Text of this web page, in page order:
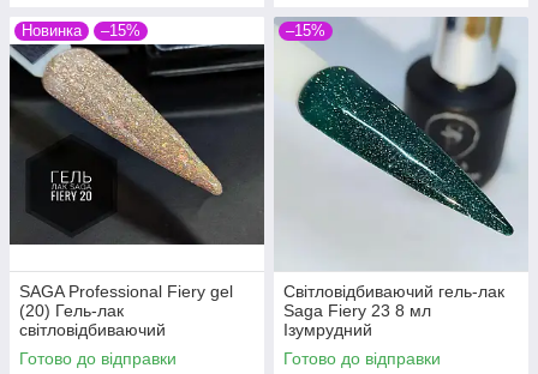
Новинка –15%
SAGA Professional Fiery gel
(20) Гель-лак
світловідбиваючий
золотистий 8 мл
Готово до відправки
–15%
Світловідбиваючий гель-лак
Saga Fiery 23 8 мл
Iзумрудний
Готово до відправки